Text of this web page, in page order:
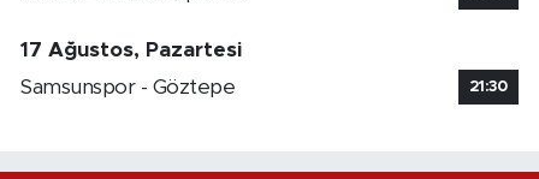
17 Ağustos, Pazartesi
Samsunspor - Göztepe
21:30